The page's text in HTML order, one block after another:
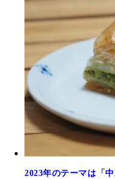
2023年のテーマは「